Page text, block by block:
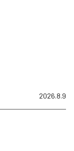
2026.8.9